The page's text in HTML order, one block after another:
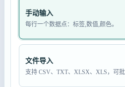
手动输入
每行一个数据点：标签,数值,颜色。
文件导入
支持 CSV、TXT、XLSX、XLS，可批